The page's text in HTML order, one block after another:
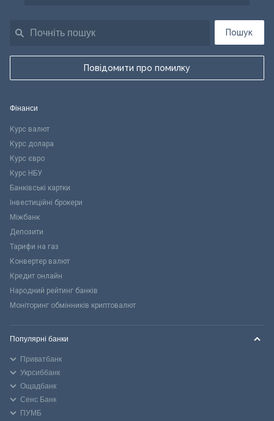
Пошук
Повідомити про помилку
Фінанси
Курс валют
Курс долара
Курс євро
Курс НБУ
Банківські картки
Інвестиційні брокери
Міжбанк
Депозити
Тарифи на газ
Конвертер валют
Кредит онлайн
Народний рейтинг банків
Моніторинг обмінників криптовалют
Популярні банки
Приватбанк
Укрсиббанк
Ощадбанк
Сенс Банк
ПУМБ